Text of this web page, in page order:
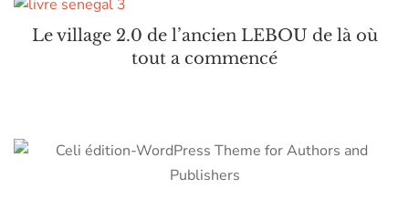
Le village 2.0 de l’ancien LEBOU de là où
tout a commencé